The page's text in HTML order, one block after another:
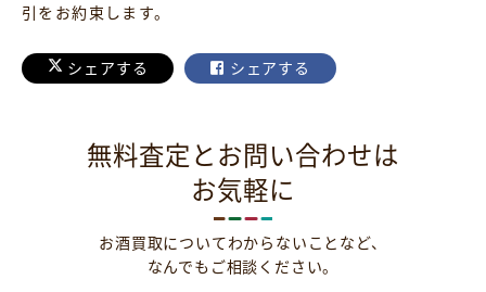
引をお約束します。
シェアする シェアする
無料査定とお問い合わせは
お気軽に
お酒買取についてわからないことなど、
なんでもご相談ください。